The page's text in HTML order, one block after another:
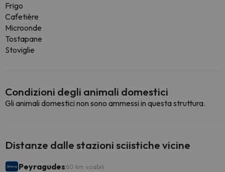
Frigo
Cafetière
Microonde
Tostapane
Stoviglie
Condizioni degli animali domestici
Gli animali domestici non sono ammessi in questa struttura.
Distanze dalle stazioni sciistiche vicine
Peyragudes 60 km sciabili